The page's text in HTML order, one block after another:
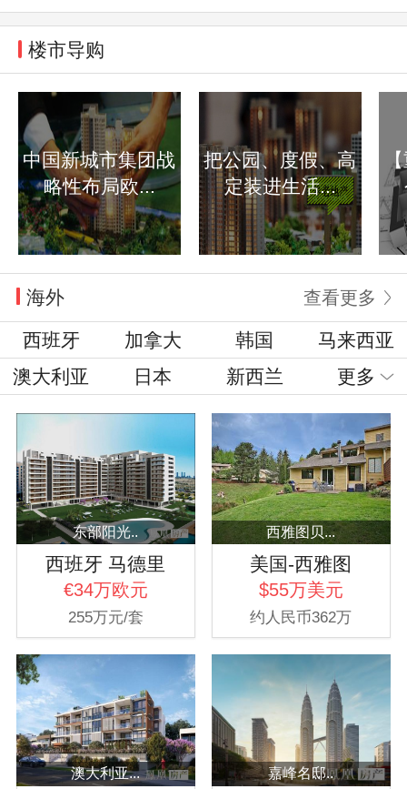
楼市导购
中国新城市集团战
略性布局欧...
把公园、度假、高
定装进生活...
海外 查看更多
西班牙 加拿大 韩国
马来西亚
澳大利亚
日本 新西兰 更多
东部阳光..
西班牙 马德里
€34万欧元
255万元/套
西雅图贝...
美国-西雅图
$55万美元
约人民币362万
澳大利亚... 嘉峰名邸..